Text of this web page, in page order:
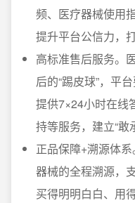
频、医疗器械使用
提升平台公信力，
高标准售后服务。
后的“踢皮球”，平
提供7×24小时在线
持等服务，建立“敢
正品保障+溯源体
器械的全程溯源，
买得明明白白、用